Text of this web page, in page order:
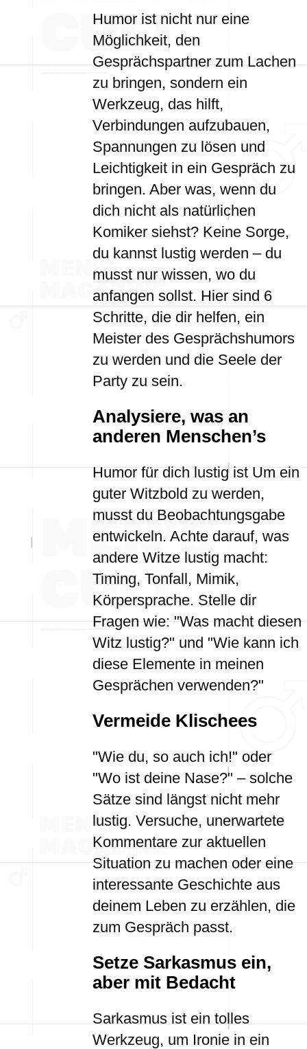
Humor ist nicht nur eine
Möglichkeit, den
Gesprächspartner zum Lachen
zu bringen, sondern ein
Werkzeug, das hilft,
Verbindungen aufzubauen,
Spannungen zu lösen und
Leichtigkeit in ein Gespräch zu
bringen. Aber was, wenn du
dich nicht als natürlichen
Komiker siehst? Keine Sorge,
du kannst lustig werden – du
musst nur wissen, wo du
anfangen sollst. Hier sind 6
Schritte, die dir helfen, ein
Meister des Gesprächshumors
zu werden und die Seele der
Party zu sein.
Analysiere, was an
anderen Menschen’s
Humor für dich lustig ist Um ein
guter Witzbold zu werden,
musst du Beobachtungsgabe
entwickeln. Achte darauf, was
andere Witze lustig macht:
Timing, Tonfall, Mimik,
Körpersprache. Stelle dir
Fragen wie: "Was macht diesen
Witz lustig?" und "Wie kann ich
diese Elemente in meinen
Gesprächen verwenden?"
Vermeide Klischees
"Wie du, so auch ich!" oder
"Wo ist deine Nase?" – solche
Sätze sind längst nicht mehr
lustig. Versuche, unerwartete
Kommentare zur aktuellen
Situation zu machen oder eine
interessante Geschichte aus
deinem Leben zu erzählen, die
zum Gespräch passt.
Setze Sarkasmus ein,
aber mit Bedacht
Sarkasmus ist ein tolles
Werkzeug, um Ironie in ein